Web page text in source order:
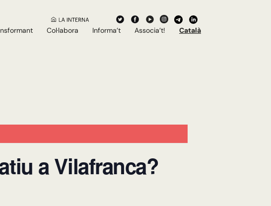
Col·labora Informa’t Associa’t! Català
a Vilafranca?